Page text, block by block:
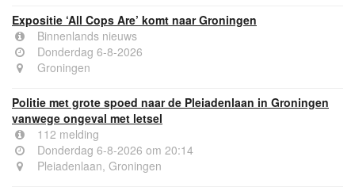
Expositie ‘All Cops Are’ komt naar Groningen
Binnenlands nieuws
Donderdag 6-8-2026
Groningen
Politie met grote spoed naar de Pleiadenlaan in Groningen
vanwege ongeval met letsel
112 melding
Donderdag 6-8-2026 om 20:14
Pleiadenlaan, Groningen